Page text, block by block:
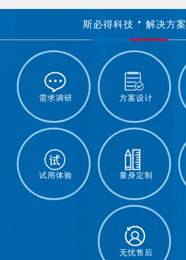
斯必得科技 解决方案
需求调研 方案设计
试用体验 量身定制
无忧售后